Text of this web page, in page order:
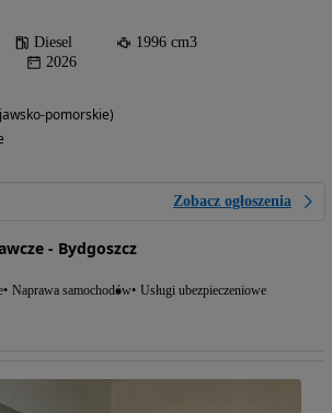
Diesel
1996 cm3
2026
pomorskie)
Zobacz ogłoszenia
- Bydgoszcz
Naprawa samochodów Usługi ubezpieczeniowe